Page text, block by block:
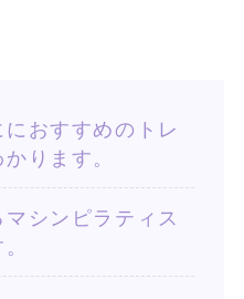
おすすめのトレ
ります。
シンピラティス